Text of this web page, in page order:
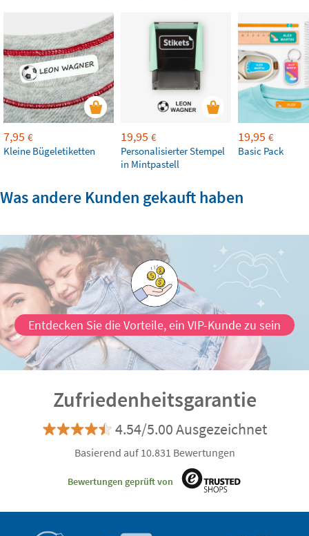
7,95 €
Kleine Bügeletiketten
19,95 €
Personalisierter Stempel
in Mintpastell
19,95 €
Basic Pack
Was andere Kunden gekauft haben
Entdecken Sie die Vorteile, ein VIP-Kunde zu sein
Zufriedenheitsgarantie
4.54/5.00 Ausgezeichnet
Basierend auf 10.831 Bewertungen
Bewertungen geprüft von